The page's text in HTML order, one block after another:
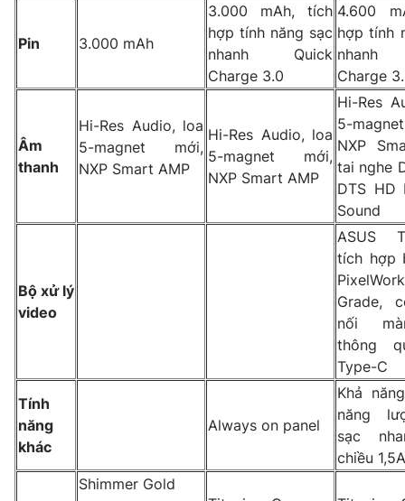
Pin 3.000 mAh
3.000 mAh, tích
hợp tính năng sạc
nhanh Quick
Charge 3.0
4.600
hợp tính
nhanh
Charge
Âm
thanh
Hi-Res Audio, loa
5-magnet mới,
NXP Smart AMP
Hi-Res Audio, loa
5-magnet mới,
NXP Smart AMP
Hi-Res
5-
NXP
DTS HD
Sound
Bộ xử lý
video
ASUS
tích hợp
Grade,
nối
thông
Type-C
Tính
năng
khác
Always on panel
Khả
năng
sạc
chiều 1,5A
Shimmer Gold